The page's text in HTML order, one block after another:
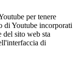
per tenere
di Youtube incorporati
del sito web sta
di